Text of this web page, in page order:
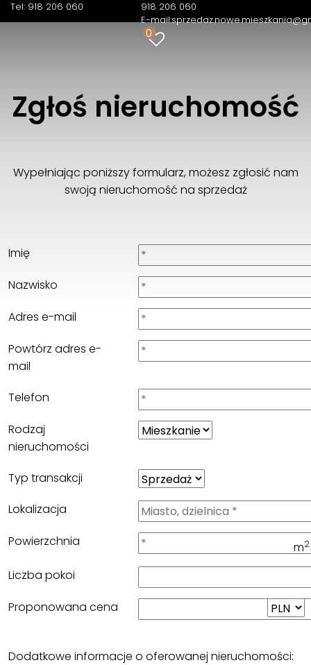
Tel: 918 206 060
918 206 060
E-mail:
0
Zgłoś nieruchomość
Wypełniając poniższy formularz, możesz zgłosić nam
swoją nieruchomość na sprzedaż
Imię
Nazwisko
Adres e-mail
Powtórz adres e-
mail
Telefon
Rodzaj
nieruchomości
Typ transakcji
Lokalizacja
Powierzchnia
m2
Liczba pokoi
Proponowana cena
Dodatkowe informacje o oferowanej nieruchomości: